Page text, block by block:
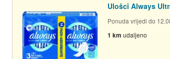
Ulošci Always
Ponuda vrijedi do
1 km udaljeno